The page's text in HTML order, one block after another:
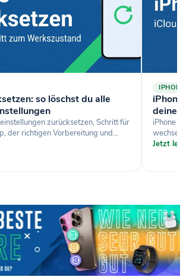
so löschst du alle
zurücksetzen, Schritt für
der richtigen Vorbereitung und...
IPHONE
deine
iPhone
Jetzt